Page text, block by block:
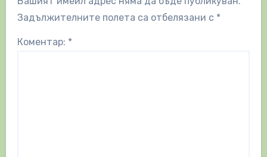
Задължителните полета са отбелязани с *
Коментар: *